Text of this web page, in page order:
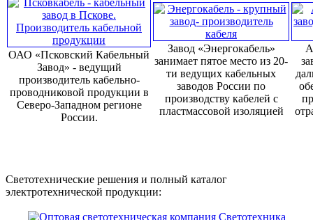
ОАО «Псковский Кабельный
Завод» - ведущий
производитель кабельно-
проводниковой продукции в
Северо-Западном регионе
России.
Завод «Энергокабель»
занимает пятое место из 20-
ти ведущих кабельных
заводов России по
производству кабелей с
пластмассовой изоляцией
Светотехнические решения и полный каталог
электротехнической продукции: